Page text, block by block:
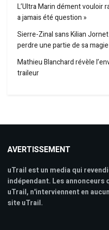
L’Ultra Marin dément vouloir
a jamais été question »
Sierre-Zinal sans Kilian
perdre une partie de sa magie
Mathieu Blanchard révèle
traileur
AVERTISSEMENT
uTrail est un media qui
indépendant. Les
uTrail, n'interviennent en
site uTrail.